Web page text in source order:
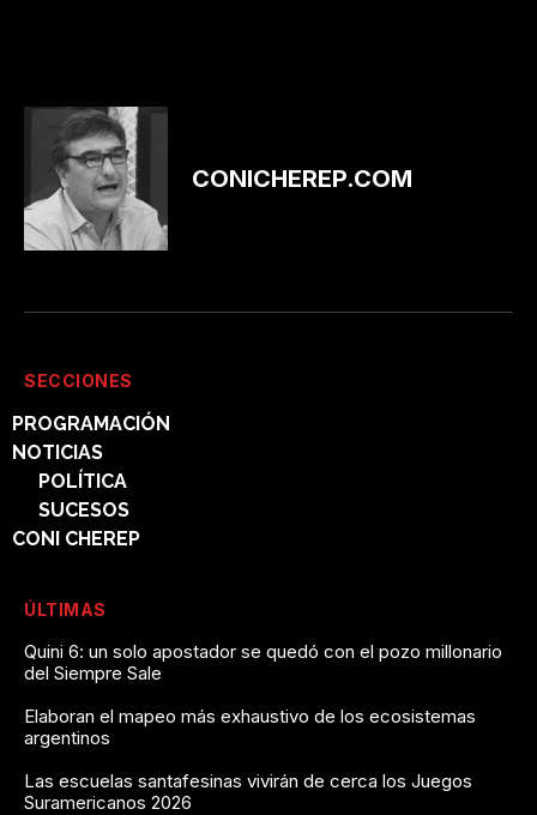
CONICHEREP.COM
SECCIONES
PROGRAMACIÓN
NOTICIAS
POLÍTICA
SUCESOS
CONI CHEREP
ÚLTIMAS
Quini 6: un solo apostador se quedó con el pozo millonario
del Siempre Sale
Elaboran el mapeo más exhaustivo de los ecosistemas
argentinos
Las escuelas santafesinas vivirán de cerca los Juegos
Suramericanos 2026